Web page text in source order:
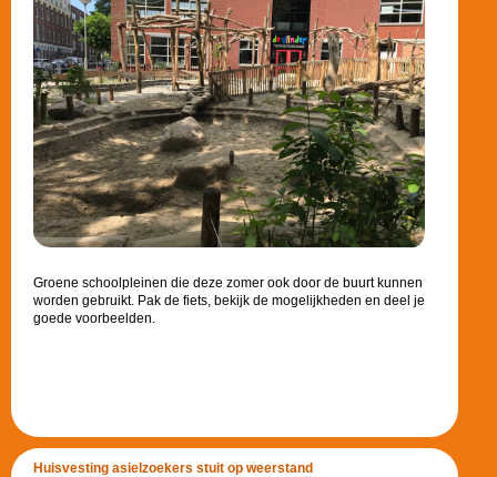
Groene schoolpleinen die deze zomer ook door de buurt kunnen
worden gebruikt. Pak de fiets, bekijk de mogelijkheden en deel je
goede voorbeelden.
Huisvesting asielzoekers stuit op weerstand